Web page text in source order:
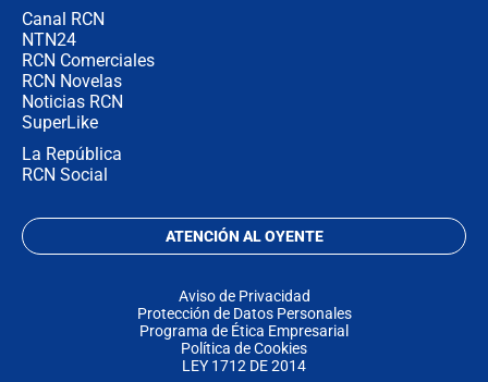
Canal RCN
NTN24
RCN Comerciales
RCN Novelas
Noticias RCN
SuperLike
La República
RCN Social
ATENCIÓN AL OYENTE
Aviso de Privacidad
Protección de Datos Personales
Programa de Ética Empresarial
Política de Cookies
LEY 1712 DE 2014